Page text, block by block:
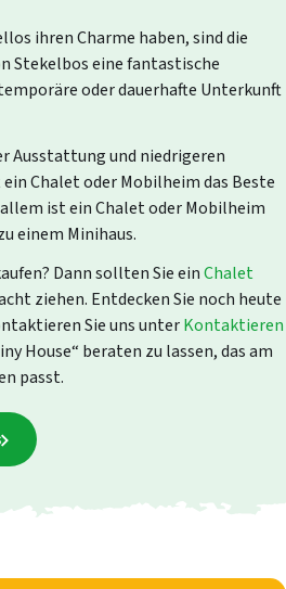
ihren Charme haben, sind die
Stekelbos eine fantastische
oder dauerhafte Unterkunft
Ausstattung und niedrigeren
Chalet oder Mobilheim das Beste
ist ein Chalet oder Mobilheim
einem Minihaus.
Dann sollten Sie einChalet
ziehen. Entdecken Sie noch heute
Sie uns unterKontaktieren
House“ beraten zu lassen, das am
passt.